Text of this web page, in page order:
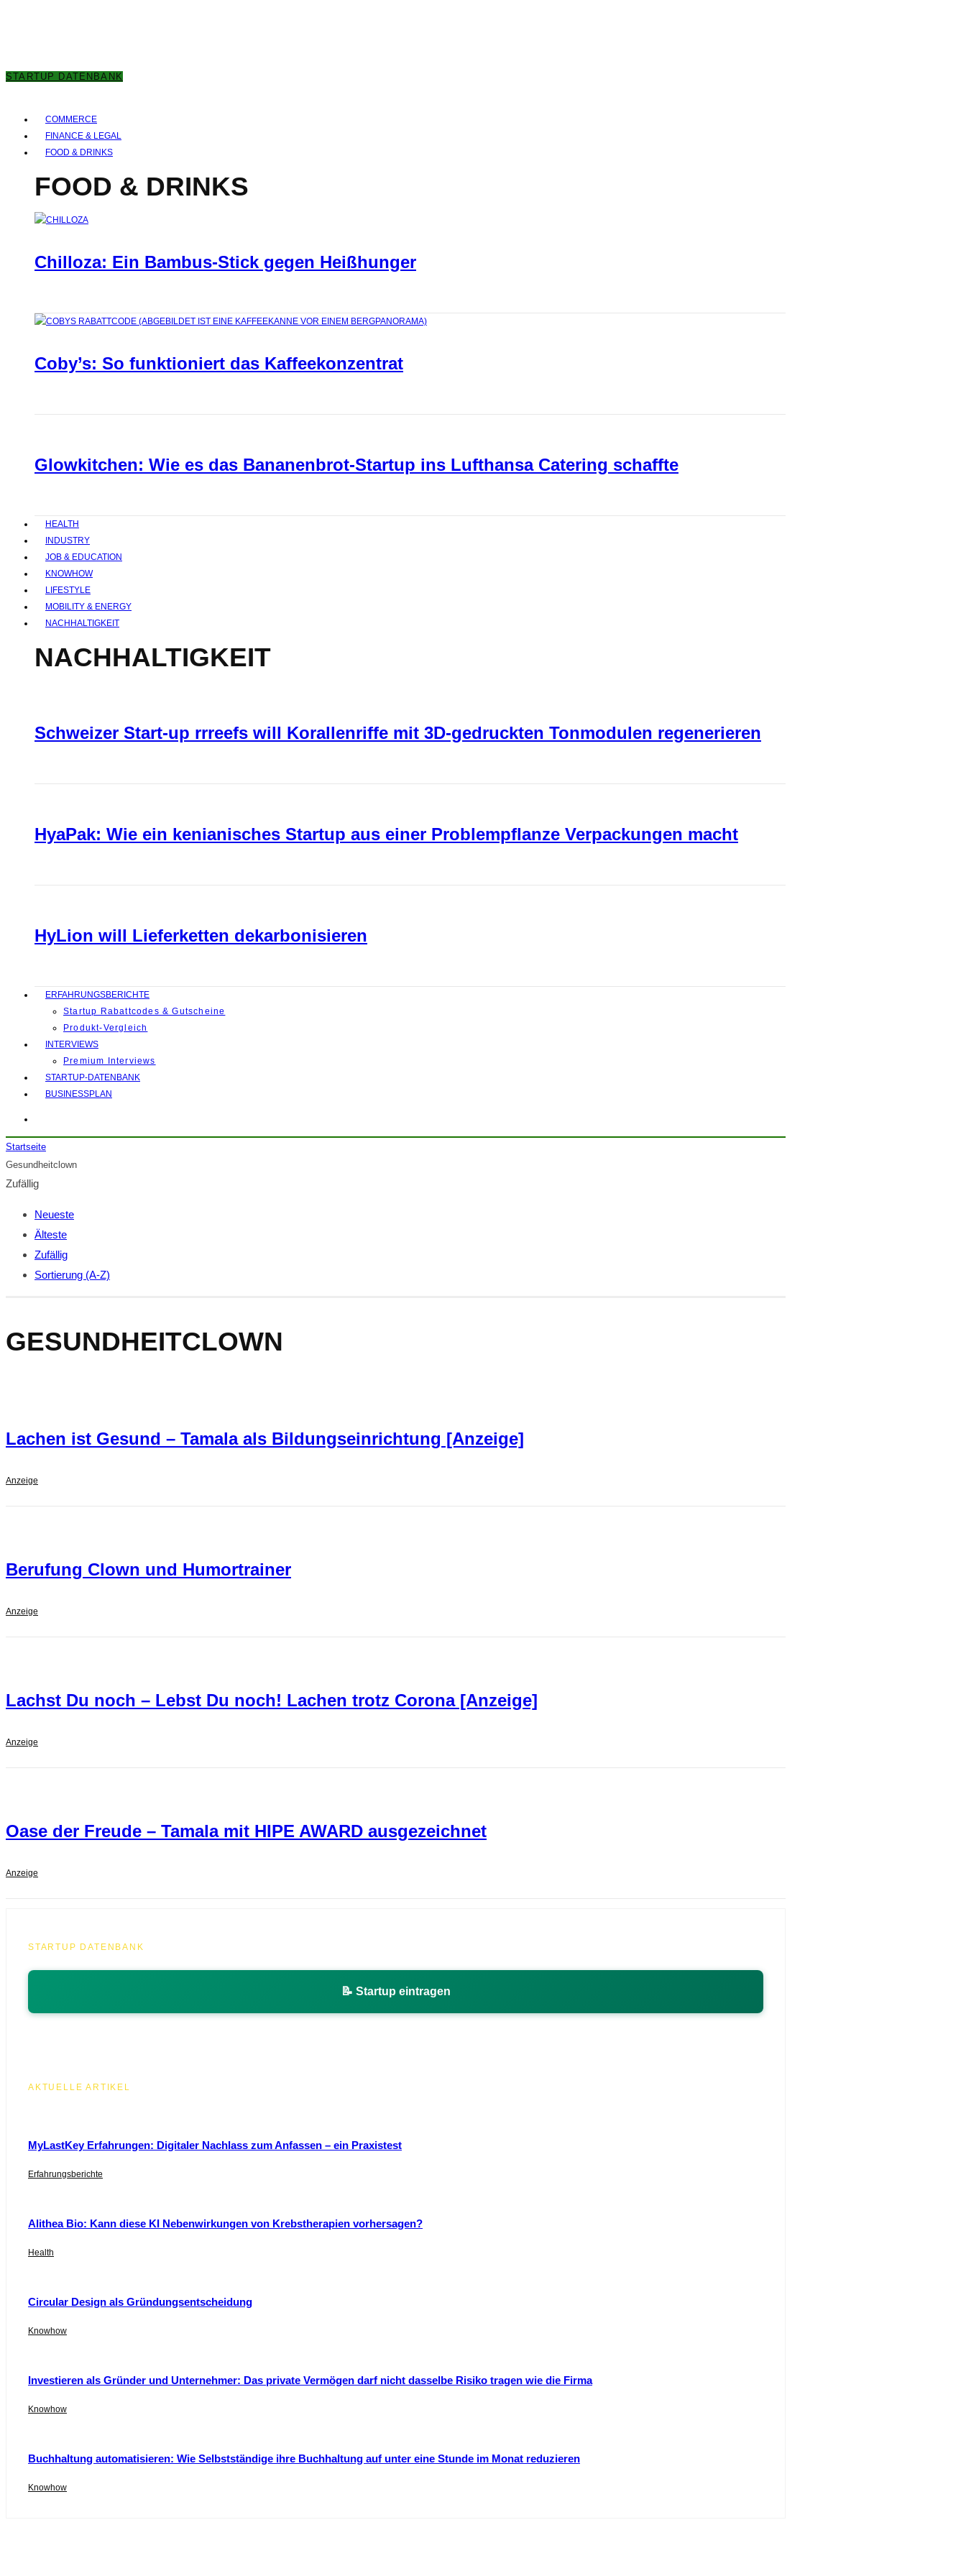
STARTUP DATENBANK
COMMERCE
FINANCE & LEGAL
FOOD & DRINKS
FOOD & DRINKS
Chilloza: Ein Bambus-Stick gegen Heißhunger
Coby’s: So funktioniert das Kaffeekonzentrat
Glowkitchen: Wie es das Bananenbrot-Startup ins Lufthansa Catering schaffte
HEALTH
INDUSTRY
JOB & EDUCATION
KNOWHOW
LIFESTYLE
MOBILITY & ENERGY
NACHHALTIGKEIT
NACHHALTIGKEIT
Schweizer Start-up rrreefs will Korallenriffe mit 3D-gedruckten Tonmodulen regenerieren
HyaPak: Wie ein kenianisches Startup aus einer Problempflanze Verpackungen macht
HyLion will Lieferketten dekarbonisieren
ERFAHRUNGSBERICHTE
Startup Rabattcodes & Gutscheine
Produkt-Vergleich
INTERVIEWS
Premium Interviews
STARTUP-DATENBANK
BUSINESSPLAN
Startseite
Gesundheitclown
Zufällig
Neueste
Älteste
Zufällig
Sortierung (A-Z)
GESUNDHEITCLOWN
Lachen ist Gesund – Tamala als Bildungseinrichtung [Anzeige]
Anzeige
Berufung Clown und Humortrainer
Anzeige
Lachst Du noch – Lebst Du noch! Lachen trotz Corona [Anzeige]
Anzeige
Oase der Freude – Tamala mit HIPE AWARD ausgezeichnet
Anzeige
STARTUP DATENBANK
📝 Startup eintragen
AKTUELLE ARTIKEL
MyLastKey Erfahrungen: Digitaler Nachlass zum Anfassen – ein Praxistest
Erfahrungsberichte
Alithea Bio: Kann diese KI Nebenwirkungen von Krebstherapien vorhersagen?
Health
Circular Design als Gründungsentscheidung
Knowhow
Investieren als Gründer und Unternehmer: Das private Vermögen darf nicht dasselbe Risiko tragen wie die Firma
Knowhow
Buchhaltung automatisieren: Wie Selbstständige ihre Buchhaltung auf unter eine Stunde im Monat reduzieren
Knowhow